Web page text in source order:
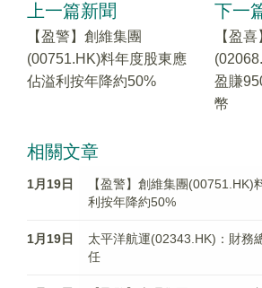
上一篇新聞
【盈警】創維集團
(00751.HK)料年度股東應
佔溢利按年降約50%
下一
【盈
盈賺
幣
相關文章
1月19日
【盈警】創維集團(00751.HK)
利按年降約50%
1月19日
太平洋航運(02343.HK)：財務
任